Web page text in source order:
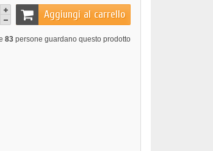
Aggiungi al carrello
83 persone guardano questo prodotto